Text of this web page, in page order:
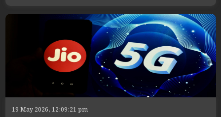
19 May 2026, 12:09:21 pm